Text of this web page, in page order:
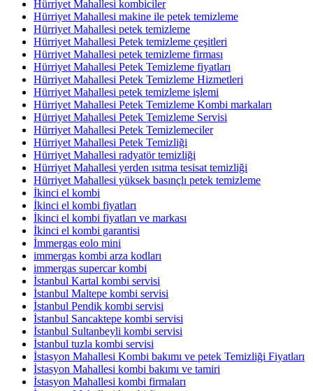
Hürriyet Mahallesi kombiciler
Hürriyet Mahallesi makine ile petek temizleme
Hürriyet Mahallesi petek temizleme
Hürriyet Mahallesi Petek temizleme çeşitleri
Hürriyet Mahallesi petek temizleme firması
Hürriyet Mahallesi Petek Temizleme fiyatları
Hürriyet Mahallesi Petek Temizleme Hizmetleri
Hürriyet Mahallesi petek temizleme işlemi
Hürriyet Mahallesi Petek Temizleme Kombi markaları
Hürriyet Mahallesi Petek Temizleme Servisi
Hürriyet Mahallesi Petek Temizlemeciler
Hürriyet Mahallesi Petek Temizliği
Hürriyet Mahallesi radyatör temizliği
Hürriyet Mahallesi yerden ısıtma tesisat temizliği
Hürriyet Mahallesi yüksek basınçlı petek temizleme
İkinci el kombi
İkinci el kombi fiyatları
İkinci el kombi fiyatları ve markası
İkinci el kombi garantisi
İmmergas eolo mini
immergas kombi arza kodları
immergas supercar kombi
İstanbul Kartal kombi servisi
İstanbul Maltepe kombi servisi
İstanbul Pendik kombi servisi
İstanbul Sancaktepe kombi servisi
İstanbul Sultanbeyli kombi servisi
İstanbul tuzla kombi servisi
İstasyon Mahallesi Kombi bakımı ve petek Temizliği Fiyatları
İstasyon Mahallesi kombi bakımı ve tamiri
İstasyon Mahallesi kombi firmaları